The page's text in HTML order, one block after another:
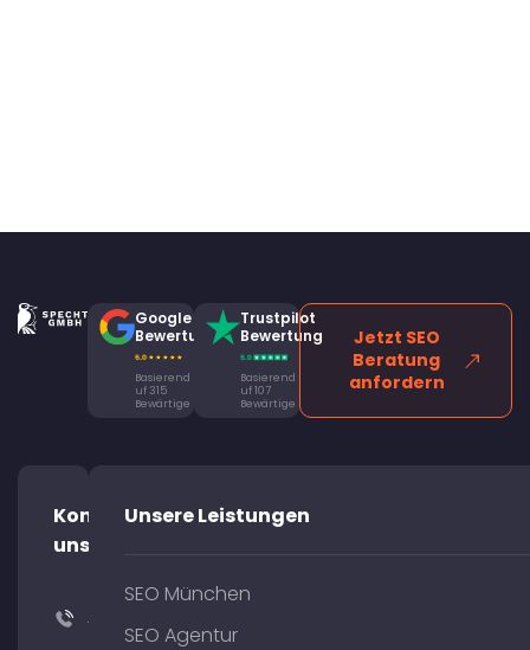
Google
Bewertung
Basierend
uf 315
Bewärtige
Trustpilot
Bewertung
Basierend
uf 107
Bewärtige
Jetzt SEO
Beratung
anfordern
Kontaktiere
uns!
+49
Unsere Leistungen
SEO München
SEO Agentur